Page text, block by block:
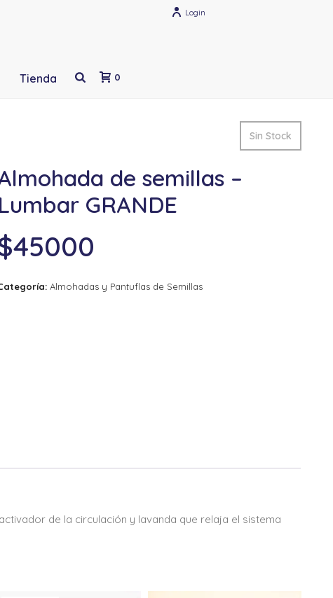
Login
Tienda 0
Sin Stock
de semillas –
Lumbar GRANDE
45000
Almohadas y Pantuflas de Semillas
de la circulación y lavanda que relaja el sistema